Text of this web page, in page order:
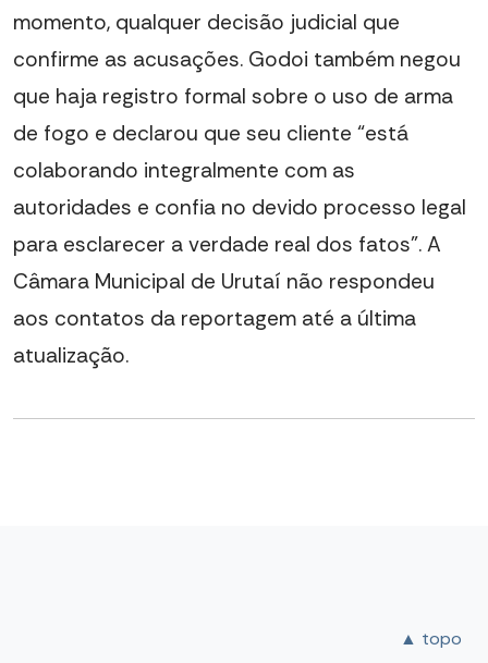
momento, qualquer decisão judicial que
confirme as acusações. Godoi também negou
que haja registro formal sobre o uso de arma
de fogo e declarou que seu cliente “está
colaborando integralmente com as
autoridades e confia no devido processo legal
para esclarecer a verdade real dos fatos”. A
Câmara Municipal de Urutaí não respondeu
aos contatos da reportagem até a última
atualização.
▲ topo